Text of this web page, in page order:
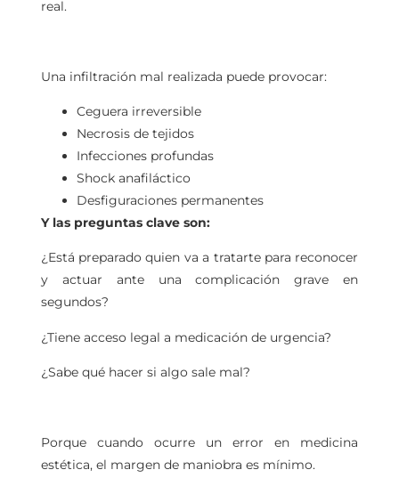
real.
Una infiltración mal realizada puede provocar:
Ceguera irreversible
Necrosis de tejidos
Infecciones profundas
Shock anafiláctico
Desfiguraciones permanentes
Y las preguntas clave son:
¿Está preparado quien va a tratarte para reconocer
y actuar ante una complicación grave en
segundos?
¿Tiene acceso legal a medicación de urgencia?
¿Sabe qué hacer si algo sale mal?
Porque cuando ocurre un error en medicina
estética, el margen de maniobra es mínimo.